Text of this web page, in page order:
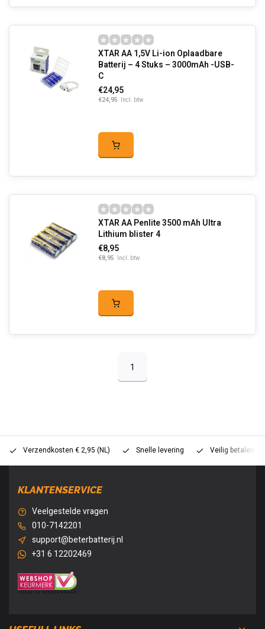
XTAR AA 1,5V Li-ion Oplaadbare
Batterij – 4 Stuks – 3000mAh -USB-
C
€24,95
€24,95 Incl. btw
XTAR AA Penlite 3500 mAh Ultra
Lithium blister 4
€8,95
€8,95 Incl. btw
1
Verzendkosten € 2,95 (NL) Snelle levering Veilig betalen
KLANTENSERVICE
Veelgestelde vragen
010-7142201
support@beterbatterij.nl
+31 6 12202469